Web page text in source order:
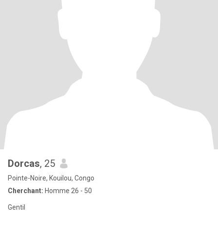
Dorcas, 25
Pointe-Noire, Kouilou, Congo
Cherchant: Homme 26 - 50
Gentil